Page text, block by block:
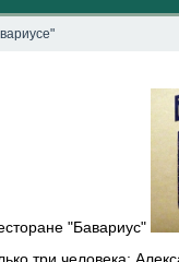
"Бавариус"